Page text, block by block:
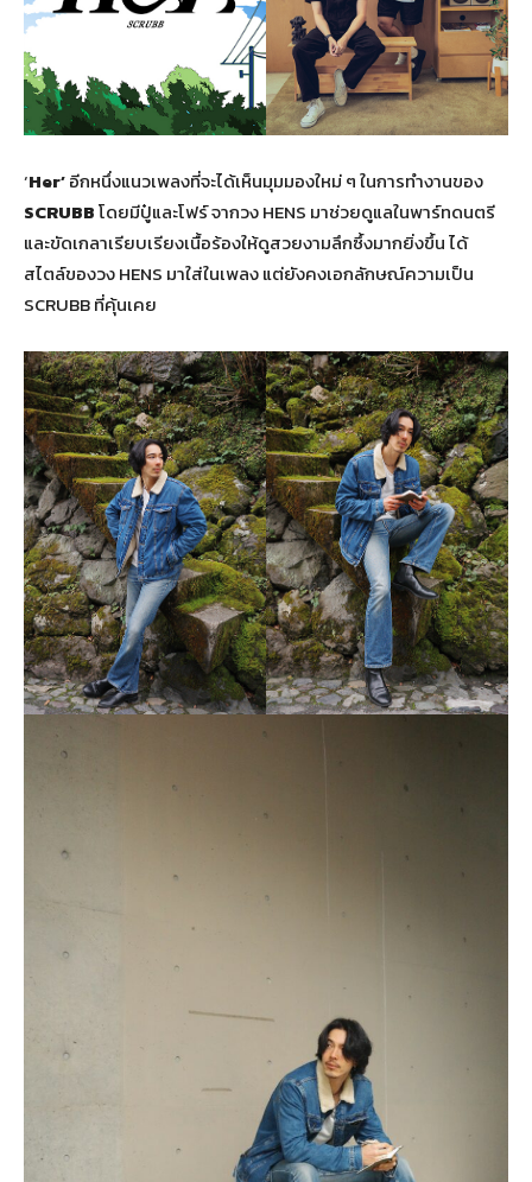
‘Her’อีกหนึ่งแนวเพลงที่จะได้เห็นมุมมองใหม่ ๆ ในการทำงานของ
SCRUBBโดยมีปู๋และโฟร์ จากวง HENS มาช่วยดูแลในพาร์ทดนตรี
และขัดเกลาเรียบเรียงเนื้อร้องให้ดูสวยงามลึกซึ้งมากยิ่งขึ้น ได้
สไตล์ของวง HENS มาใส่ในเพลง แต่ยังคงเอกลักษณ์ความเป็น
SCRUBB ที่คุ้นเคย